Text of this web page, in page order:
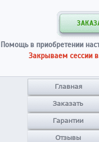
Помощь в приобретении
Закрываем сессии
Главная
Заказать
Гарантии
Отзывы